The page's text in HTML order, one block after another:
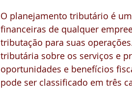
O planejamento tributário é
financeiras de qualquer
tributação para suas
tributária sobre os serviços e
oportunidades e benefícios
pode ser classificado em três